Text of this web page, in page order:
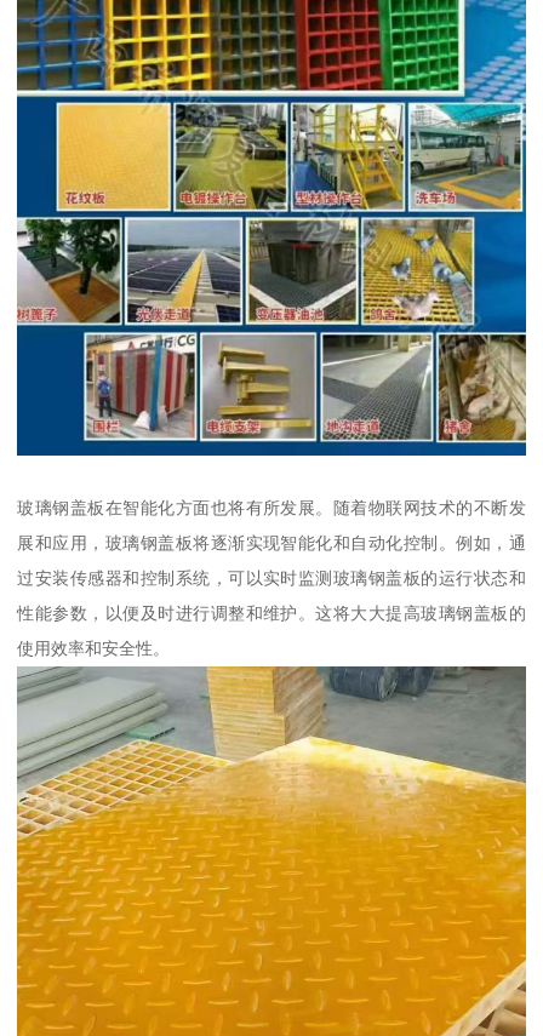
玻璃钢盖板在智能化方面也将有所发展。随着物联网技术的不断发
展和应用，玻璃钢盖板将逐渐实现智能化和自动化控制。例如，通
过安装传感器和控制系统，可以实时监测玻璃钢盖板的运行状态和
性能参数，以便及时进行调整和维护。这将大大提高玻璃钢盖板的
使用效率和安全性。